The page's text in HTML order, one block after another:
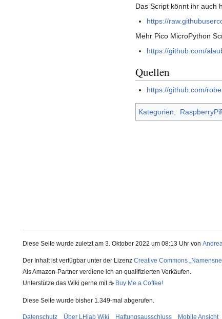
Das Script könnt ihr auch
https://
Mehr Pico MicroPython
https://github.com/
Quellen
https://github.com/
Kategorien:
Diese Seite wurde zuletzt am 3. Oktober 2022 um 08:13 Uhr von
Der Inhalt ist verfügbar unter der Lizenz Creative Commons
Als Amazon-Partner verdiene ich an qualifizierten Verkäufen.
Unterstütze das Wiki gerne mit ☕ Buy Me a Coffee!
Diese Seite wurde bisher 1.349-mal abgerufen.
Datenschutz Über LHlab Wiki Haftungsausschluss Mobile Ansicht